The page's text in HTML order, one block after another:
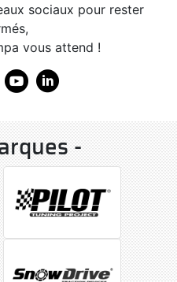
sociaux pour rester
vous attend !
-